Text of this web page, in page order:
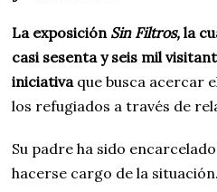
La exposición Sin Filtros, la
casi sesenta y seis mil
iniciativaque busca acercar
los refugiados a través de
Su padre ha sido
hacerse cargo de la